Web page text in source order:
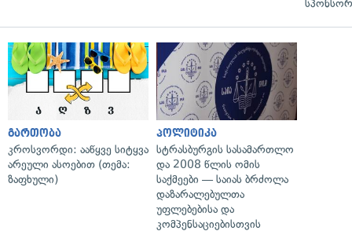
გართობა
კროსვორდი: ააწყვე სიტყვა
არეული ასოებით (თემა:
ზაფხული)
პოლიტიკა
სტრასბურგის სასამართლო
და 2008 წლის ომის
საქმეები — საიას ბრძოლა
დაზარალებულთა
უფლებებისა და
კომპენსაციებისთვის